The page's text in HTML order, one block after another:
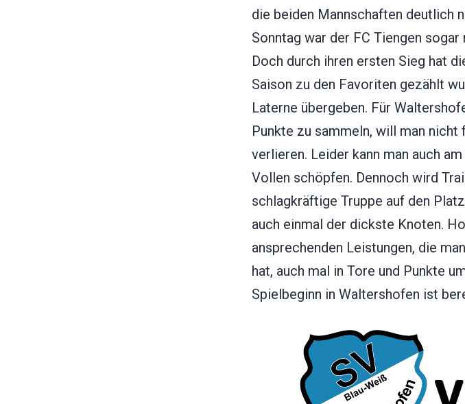
die beiden Mannschaften deutlich
Sonntag war der FC Tiengen
Doch durch ihren ersten Sieg hat
Saison zu den Favoriten gezählt
Laterne übergeben. Für
Punkte zu sammeln, will man
verlieren. Leider kann man auch
Vollen schöpfen. Dennoch wird
schlagkräftige Truppe auf den
auch einmal der dickste Knoten.
ansprechenden Leistungen, die
hat, auch mal in Tore und Punkte
Spielbeginn in Waltershofen ist